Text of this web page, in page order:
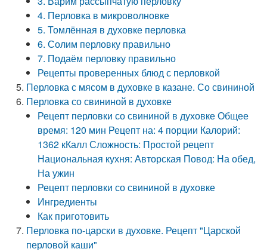
4. Перловка в микроволновке
5. Томлённая в духовке перловка
6. Солим перловку правильно
7. Подаём перловку правильно
Рецепты проверенных блюд с перловкой
Перловка с мясом в духовке в казане. Со свининой
Перловка со свининой в духовке
Рецепт перловки со свининой в духовке Общее
время: 120 мин Рецепт на: 4 порции Калорий:
1362 кКалл Сложность: Простой рецепт
Национальная кухня: Авторская Повод: На обед,
На ужин
Рецепт перловки со свининой в духовке
Ингредиенты
Как приготовить
Перловка по-царски в духовке. Рецепт "Царской
перловой каши"